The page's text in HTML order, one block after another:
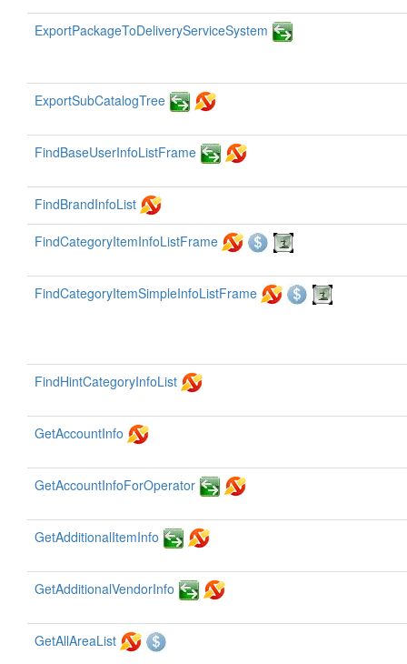
ExportPackageToDeliveryServiceSystem
ExportSubCatalogTree
FindBaseUserInfoListFrame
FindBrandInfoList
FindCategoryItemInfoListFrame
FindCategoryItemSimpleInfoListFrame
FindHintCategoryInfoList
GetAccountInfo
GetAccountInfoForOperator
GetAdditionalItemInfo
GetAdditionalVendorInfo
GetAllAreaList